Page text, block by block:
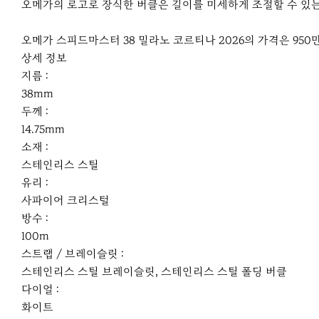
오메가의 로고로 장식한 버클은 길이를 미세하게 조절할 수 있
오메가 스피드마스터 38 밀라노 코르티나 2026의 가격은 950
상세 정보
지름 :
38mm
두께 :
14.75mm
소재 :
스테인리스 스틸
유리 :
사파이어 크리스털
방수 :
100m
스트랩 / 브레이슬릿 :
스테인리스 스틸 브레이슬릿, 스테인리스 스틸 폴딩 버클
다이얼 :
화이트